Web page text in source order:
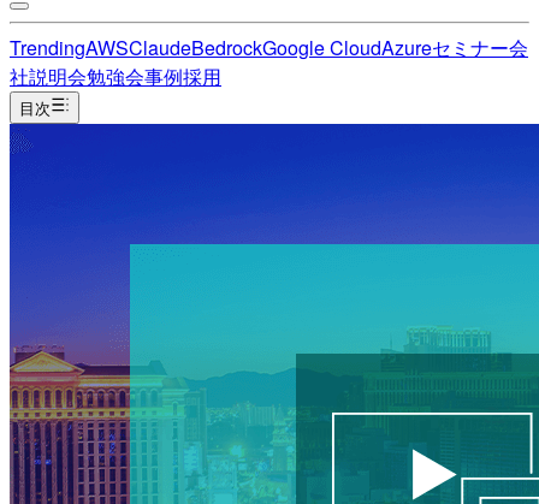
TrendingAWSClaudeBedrockGoogle CloudAzureセミナー会
社説明会勉強会事例採用
目次